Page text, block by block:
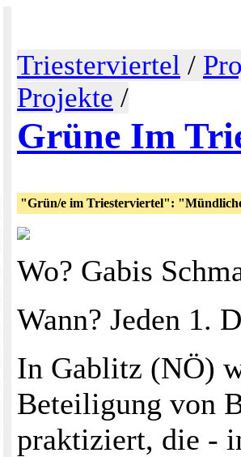
Triesterviertel /
Projekte /
Grüne Im
"Grün/e im Triesterviertel":
Wo? Gabis
­Wann? Jeden 1.
In Gablitz (NÖ)
Beteiligung von
praktiziert, die -